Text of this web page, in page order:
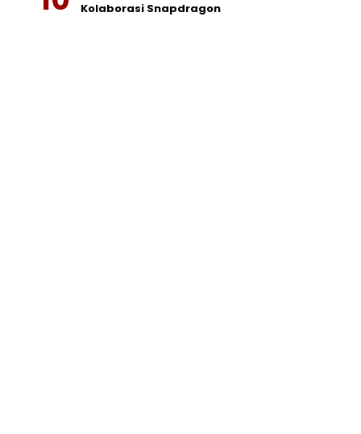
Kolaborasi Snapdragon